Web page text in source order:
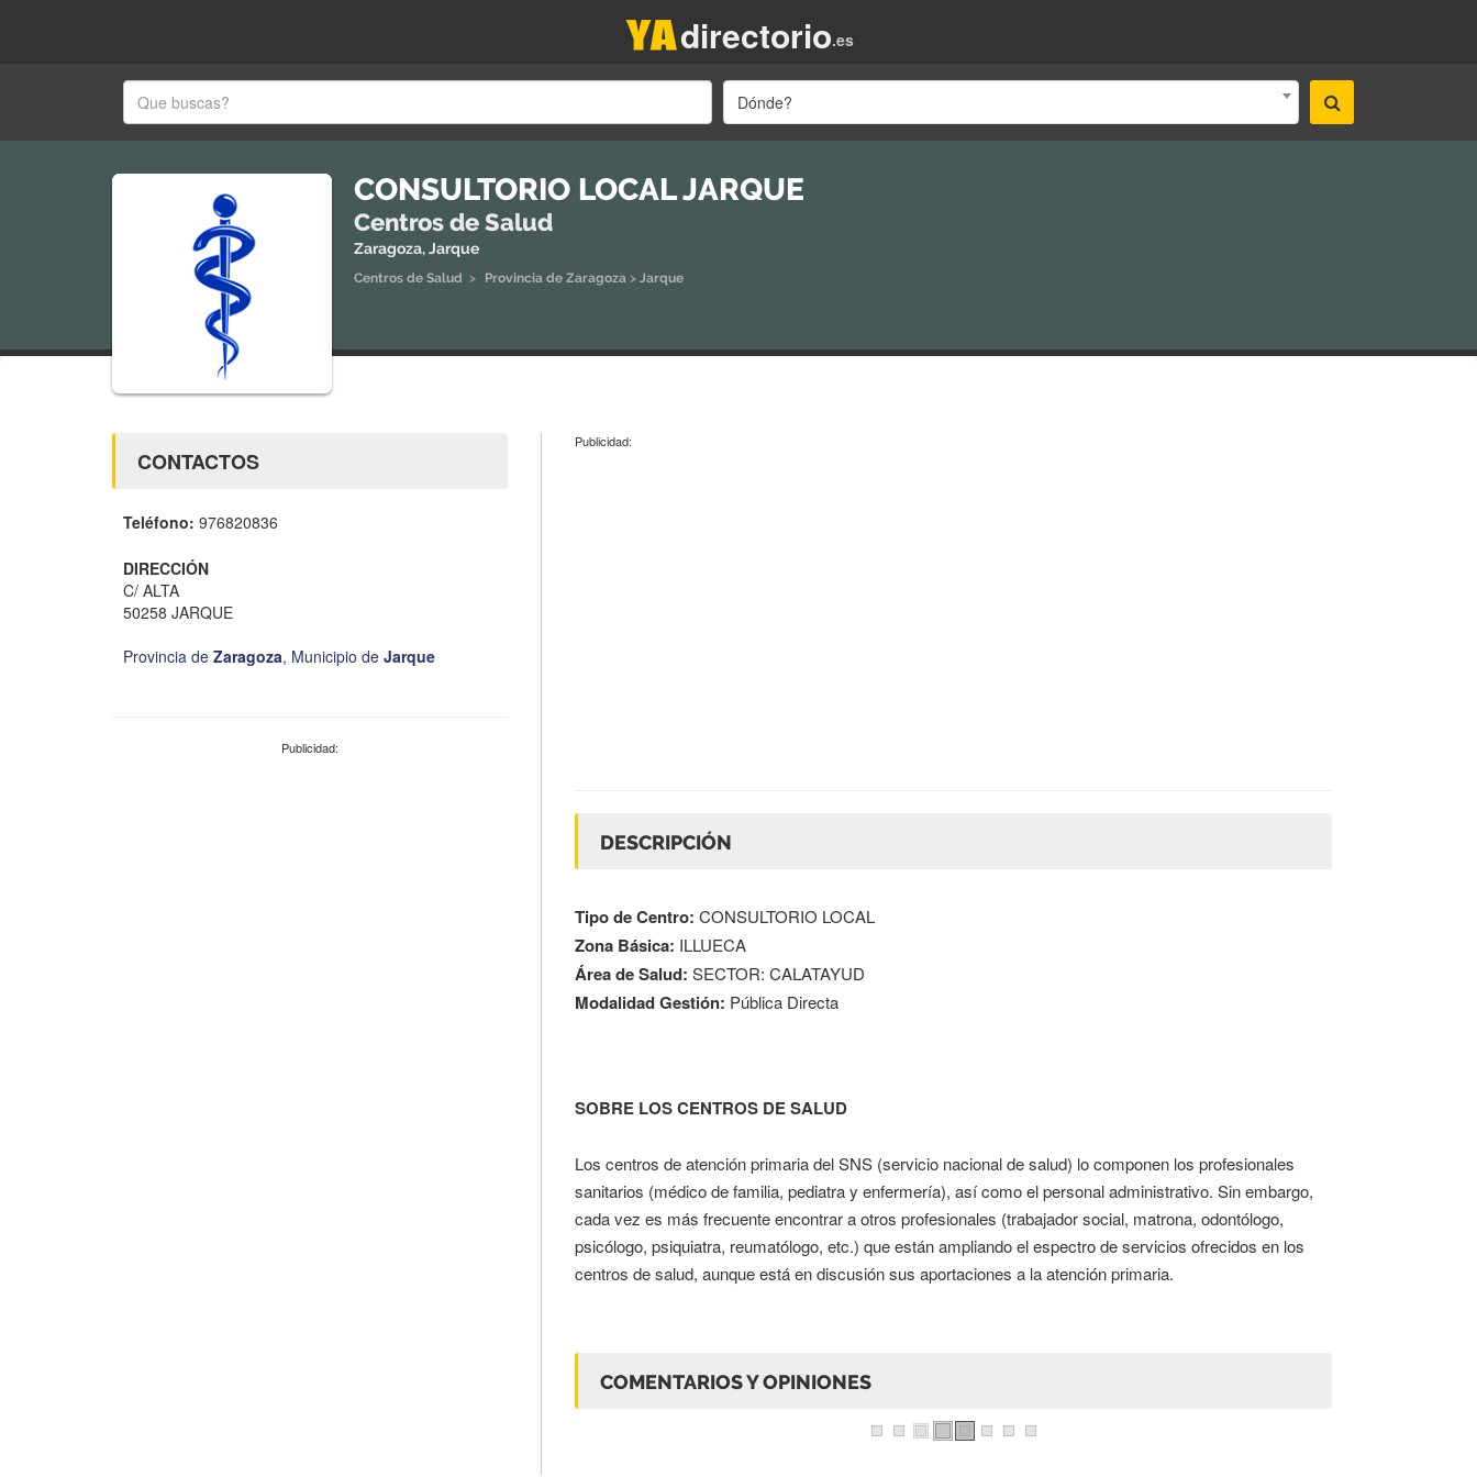
.es
directorio
Dónde?
CONSULTORIO LOCAL JARQUE
Centros de Salud
Zaragoza, Jarque
Centros de Salud > Provincia de Zaragoza > Jarque
CONTACTOS
Teléfono: 976820836
DIRECCIÓN
C/ ALTA
50258 JARQUE
Provincia de Zaragoza, Municipio de Jarque
Publicidad:
Publicidad:
DESCRIPCIÓN
Tipo de Centro: CONSULTORIO LOCAL
Zona Básica: ILLUECA
Área de Salud: SECTOR: CALATAYUD
Modalidad Gestión: Pública Directa
SOBRE LOS CENTROS DE SALUD
Los centros de atención primaria del SNS (servicio nacional de salud) lo componen los profesionales
sanitarios (médico de familia, pediatra y enfermería), así como el personal administrativo. Sin embargo,
cada vez es más frecuente encontrar a otros profesionales (trabajador social, matrona, odontólogo,
psicólogo, psiquiatra, reumatólogo, etc.) que están ampliando el espectro de servicios ofrecidos en los
centros de salud, aunque está en discusión sus aportaciones a la atención primaria.
COMENTARIOS Y OPINIONES